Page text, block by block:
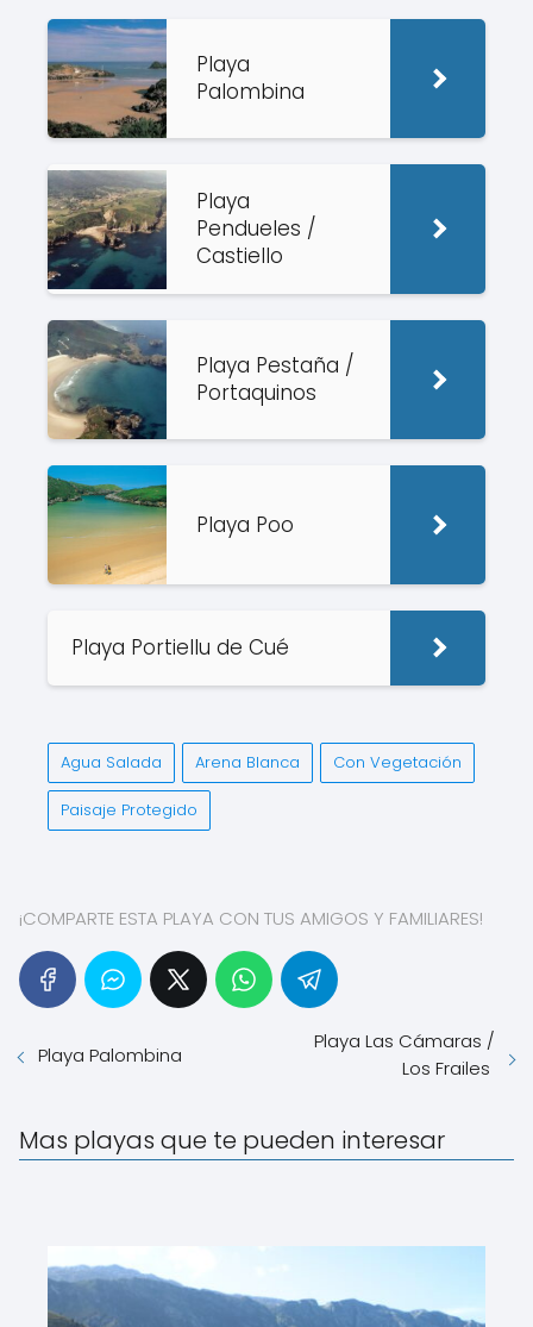
Playa
Palombina
Playa
Pendueles /
Castiello
Playa Pestaña /
Portaquinos
Playa Poo
Playa Portiellu de Cué
Agua Salada Arena Blanca Con Vegetación
Paisaje Protegido
¡COMPARTE ESTA PLAYA CON TUS AMIGOS Y FAMILIARES!
Playa Palombina
Playa Las Cámaras /
Los Frailes
Mas playas que te pueden interesar